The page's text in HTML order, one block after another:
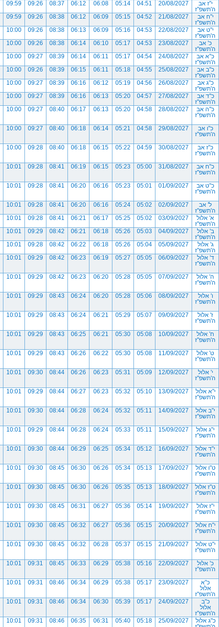
י"ז אב
ה'תשפ"ז
20/08/2027
04:51
05:14
06:08
06:12
08:37
09:26
09:59
י"ח אב
ה'תשפ"ז
21/08/2027
04:52
05:15
06:09
06:12
08:38
09:26
09:59
י"ט אב
ה'תשפ"ז
22/08/2027
04:53
05:16
06:09
06:13
08:38
09:26
10:00
כ' אב
ה'תשפ"ז
23/08/2027
04:53
05:17
06:10
06:14
08:38
09:26
10:00
כ"א אב
ה'תשפ"ז
24/08/2027
04:54
05:17
06:11
06:14
08:39
09:27
10:00
כ"ב אב
ה'תשפ"ז
25/08/2027
04:55
05:18
06:11
06:15
08:39
09:26
10:00
כ"ג אב
ה'תשפ"ז
26/08/2027
04:56
05:19
06:12
06:16
08:39
09:27
10:00
כ"ד אב
ה'תשפ"ז
27/08/2027
04:57
05:20
06:13
06:16
08:39
09:27
10:00
כ"ה אב
ה'תשפ"ז
28/08/2027
04:58
05:20
06:13
06:17
08:40
09:27
10:00
כ"ו אב
ה'תשפ"ז
29/08/2027
04:58
05:21
06:14
06:18
08:40
09:27
10:00
כ"ז אב
ה'תשפ"ז
30/08/2027
04:59
05:22
06:15
06:18
08:40
09:28
10:00
כ"ח אב
ה'תשפ"ז
31/08/2027
05:00
05:23
06:15
06:19
08:41
09:28
10:01
כ"ט אב
ה'תשפ"ז
01/09/2027
05:01
05:23
06:16
06:20
08:41
09:28
10:01
ל' אב
ה'תשפ"ז
02/09/2027
05:02
05:24
06:16
06:20
08:41
09:28
10:01
א' אלול
ה'תשפ"ז
03/09/2027
05:02
05:25
06:17
06:21
08:41
09:28
10:01
ב' אלול
ה'תשפ"ז
04/09/2027
05:03
05:26
06:18
06:21
08:42
09:29
10:01
ג' אלול
ה'תשפ"ז
05/09/2027
05:04
05:26
06:18
06:22
08:42
09:28
10:01
ד' אלול
ה'תשפ"ז
06/09/2027
05:05
05:27
06:19
06:23
08:42
09:29
10:01
ה' אלול
ה'תשפ"ז
07/09/2027
05:05
05:28
06:20
06:23
08:42
09:29
10:01
ו' אלול
ה'תשפ"ז
08/09/2027
05:06
05:28
06:20
06:24
08:43
09:29
10:01
ז' אלול
ה'תשפ"ז
09/09/2027
05:07
05:29
06:21
06:24
08:43
09:29
10:01
ח' אלול
ה'תשפ"ז
10/09/2027
05:08
05:30
06:21
06:25
08:43
09:29
10:01
ט' אלול
ה'תשפ"ז
11/09/2027
05:08
05:30
06:22
06:26
08:43
09:29
10:01
י' אלול
ה'תשפ"ז
12/09/2027
05:09
05:31
06:23
06:26
08:44
09:30
10:01
י"א אלול
ה'תשפ"ז
13/09/2027
05:10
05:32
06:23
06:27
08:44
09:29
10:01
י"ב אלול
ה'תשפ"ז
14/09/2027
05:11
05:32
06:24
06:28
08:44
09:30
10:01
י"ג אלול
ה'תשפ"ז
15/09/2027
05:11
05:33
06:24
06:28
08:44
09:29
10:01
י"ד אלול
ה'תשפ"ז
16/09/2027
05:12
05:34
06:25
06:29
08:44
09:30
10:01
ט"ו אלול
ה'תשפ"ז
17/09/2027
05:13
05:34
06:26
06:30
08:45
09:30
10:01
ט"ז אלול
ה'תשפ"ז
18/09/2027
05:13
05:35
06:26
06:30
08:45
09:30
10:01
י"ז אלול
ה'תשפ"ז
19/09/2027
05:14
05:36
06:27
06:31
08:45
09:30
10:01
י"ח אלול
ה'תשפ"ז
20/09/2027
05:15
05:36
06:27
06:32
08:45
09:30
10:01
י"ט אלול
ה'תשפ"ז
21/09/2027
05:15
05:37
06:28
06:32
08:45
09:30
10:01
כ' אלול
ה'תשפ"ז
22/09/2027
05:16
05:38
06:29
06:33
08:45
09:31
10:01
כ"א
אלול
ה'תשפ"ז
23/09/2027
05:17
05:38
06:29
06:34
08:46
09:31
10:01
כ"ב
אלול
ה'תשפ"ז
24/09/2027
05:17
05:39
06:30
06:34
08:46
09:31
10:01
כ"ג אלול
25/09/2027
05:18
05:40
06:31
06:35
08:46
09:31
10:01